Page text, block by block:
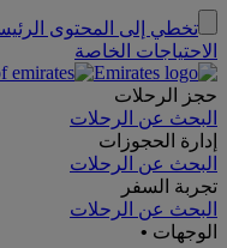
تخطي إلى المحتوى
الاحتياجات الخاصة
حجز الرحلات
البحث عن الرحلات
إدارة الحجوزات
البحث عن الرحلات
تجربة السفر
البحث عن الرحلات
الوجهات •